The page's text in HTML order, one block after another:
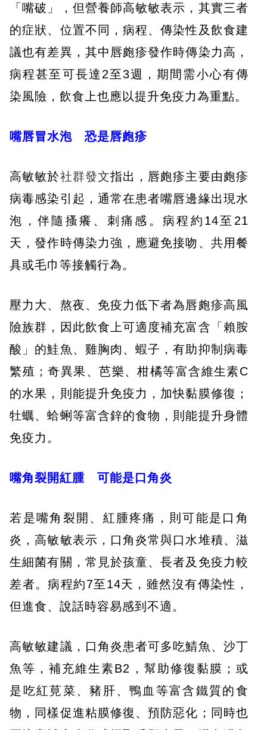
「嘴破」，但營養師高敏敏表示，其實三者
的症狀、位置不同，病程、傳染性及飲食建
議也有差異，其中唇皰疹發作時傳染力高，
病程甚至可長達2至3週，期間需小心有傳
染風險，飲食上也應以提升免疫力為重點。
嘴唇冒水泡 恐是唇皰疹
高敏敏於社群發文指出，唇皰疹主要由皰疹
病毒感染引起，通常在患者嘴唇邊緣出現水
泡，伴隨搔癢、刺痛感。病程約14至21
天，發作時傳染力強，應避免接吻、共用餐
具或毛巾等接觸行為。
壓力大、熬夜、免疫力低下者為唇皰疹高風
險族群，因此飲食上可適度補充富含「賴胺
酸」的鮭魚、雞胸肉、蝦子，有助抑制病毒
繁殖；奇異果、芭樂、柑橘等富含維生素C
的水果，則能提升免疫力，加快黏膜修復；
牡蠣、蛤蜊等富含鋅的食物，則能提升身體
免疫力。
嘴角裂開紅腫 可能是口角炎
若是嘴角裂開、紅腫疼痛，則可能是口角
炎，高敏敏表示，口角炎常與口水堆積、滋
生細菌有關，常見於孩童、長者及免疫力較
差者。病程約7至14天，雖然沒有傳染性，
但進食、說話時容易感到不適。
高敏敏建議，口角炎患者可多吃鯖魚、沙丁
魚等，補充維生素B2，幫助修復黏膜；或
是吃紅莧菜、豬肝、鴨血等富含鐵質的食
物，同樣促進粘膜修復、預防惡化；同時也